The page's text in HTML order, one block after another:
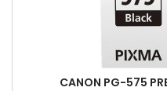
CANON PG-575